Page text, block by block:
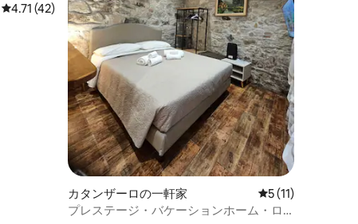
レビュー42件、5つ星中4.71つ星の平均評価
4.71 (42)
カタンザーロの一軒家 レビュー11件、5
5 (11)
プレステージ・バケーションホーム・ロ